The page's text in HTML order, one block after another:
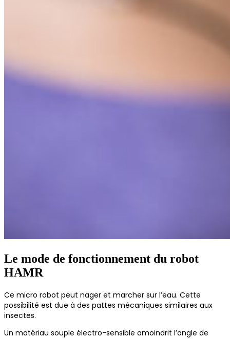
Le mode de fonctionnement du robot
HAMR
Ce micro robot peut nager et marcher sur l’eau. Cette
possibilité est due à des pattes mécaniques similaires aux
insectes.
Un matériau souple électro-sensible amoindrit l’angle de